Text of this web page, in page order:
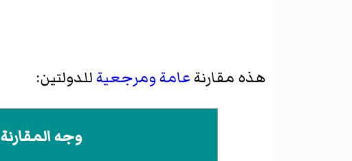
هذه مقارنةعامةومرجعيةللدولتين:
وجه المقارنة